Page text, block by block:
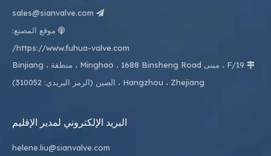

sales@sianvalve.com
 موقع المصنع:
https://www.fuhua-valve.com/

19/F ، مبنى Minghao ، 1688 Binsheng Road ، منطقة Binjiang ،
Hangzhou ، Zhejiang ، الصين (الرمز البريدي: 310052)
البريد الإلكتروني لمدير الإقليم
helene.liu@sianvalve.com